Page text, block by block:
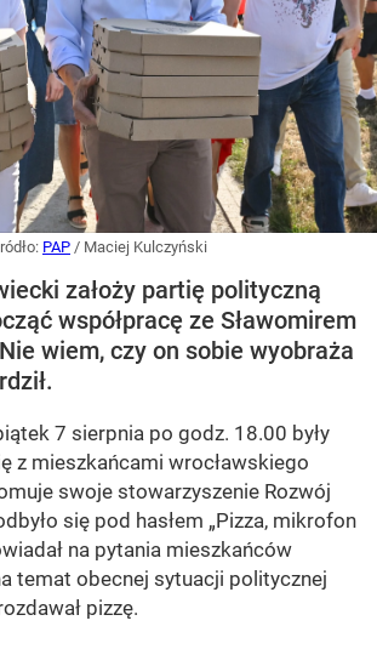
PAP / Maciej Kulczyński
założy partię polityczną
współpracę ze Sławomirem
wiem, czy on sobie wyobraża
7 sierpnia po godz. 18.00 były
z mieszkańcami wrocławskiego
swoje stowarzyszenie Rozwój
się pod hasłem „Pizza, mikrofon
na pytania mieszkańców
temat obecnej sytuacji politycznej
pizzę.